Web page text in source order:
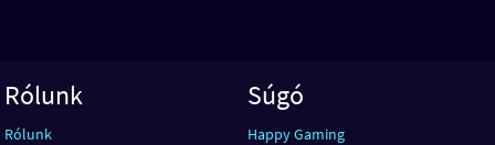
Rólunk
Rólunk
Súgó
Happy Gaming